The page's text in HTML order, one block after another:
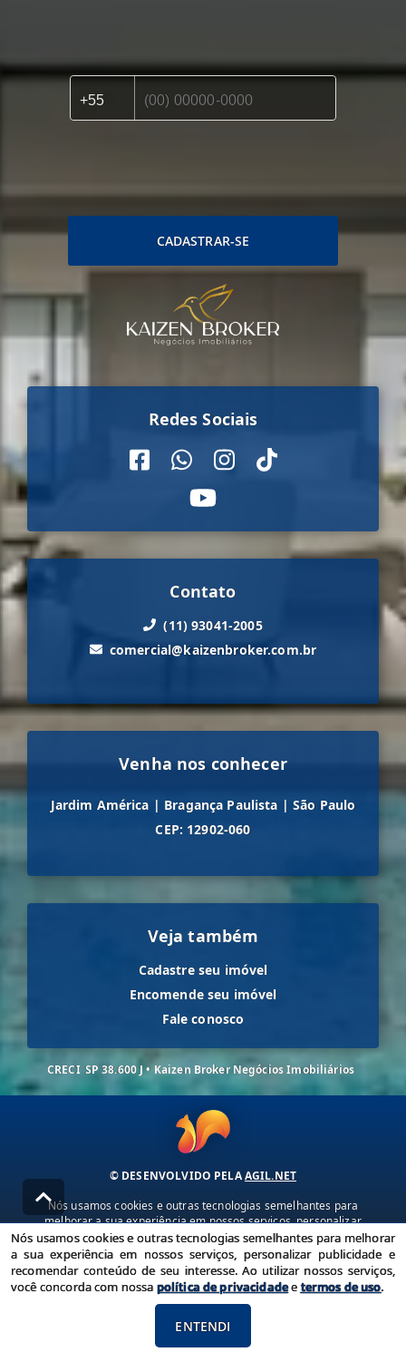
CADASTRAR-SE
Redes Sociais
Contato
(11) 93041-2005
comercial@kaizenbroker.com.br
Venha nos conhecer
Jardim América | Bragança Paulista | São Paulo
CEP: 12902-060
Veja também
Cadastre seu imóvel
Encomende seu imóvel
Fale conosco
CRECI SP 38.600 J • Kaizen Broker Negócios Imobiliários
© DESENVOLVIDO PELAAGIL.NET
Nós usamos cookies e outras tecnologias semelhantes para
melhorar a sua experiência em nossos serviços, personalizar
publicidade e recomendar conteúdo de seu interesse. Ao utilizar
nossos serviços, você concorda com nossa política de privacidade e
termos de uso.
Política de Privacidade Termos de uso
Nós usamos cookies e outras tecnologias semelhantes para melhorar
a sua experiência em nossos serviços, personalizar publicidade e
recomendar conteúdo de seu interesse. Ao utilizar nossos serviços,
você concorda com nossa política de privacidadeetermos de uso.
ENTENDI